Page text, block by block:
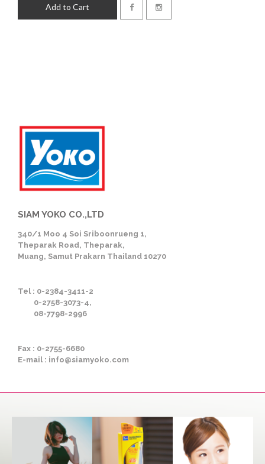
Add to Cart
SIAM YOKO CO.,LTD
340/1 Moo 4 Soi Sriboonrueng 1,
Theparak Road, Theparak,
Muang, Samut Prakarn Thailand 10270
Tel : 0-2384-3411-2
0-2758-3073-4,
08-7798-2996
Fax : 0-2755-6680
E-mail : info@siamyoko.com